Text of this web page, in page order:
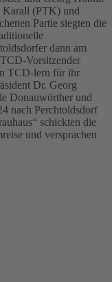
Karall (PTK) und
Partie siegten die
dann am
Vorsitzender
TCD-lern für ihr
Dr. Georg
Donauwörther und
nach Perchtoldsdorf
schickten die
und versprachen